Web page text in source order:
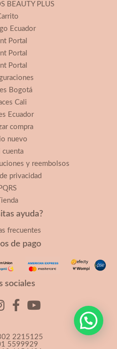
BEAUTY PLUS
Ecuador
Portal
Portal
Portal
Bogotá
Cali
Ecuador
compra
nuevo
cuenta
y reembolsos
privacidad
PQRS
Tienda
ayuda?
frecuentes
de pago
sociales
2215125
5599929